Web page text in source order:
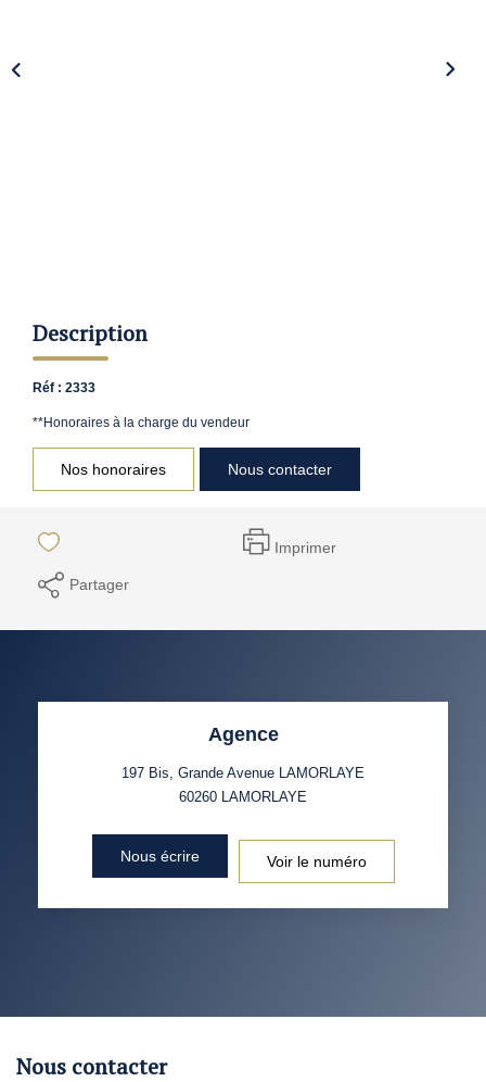
Description
Réf : 2333
**Honoraires à la charge du vendeur
Nos honoraires Nous contacter
Imprimer
Partager
Agence
197 Bis, Grande Avenue LAMORLAYE
60260 LAMORLAYE
Nous écrire Voir le numéro
Nous contacter